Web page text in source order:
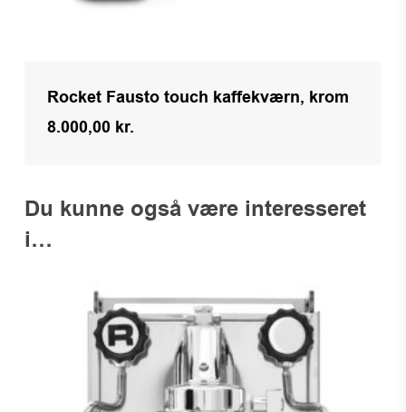
Rocket Fausto touch kaffekværn, krom
8.000,00 kr.
Du kunne også være interesseret
i…